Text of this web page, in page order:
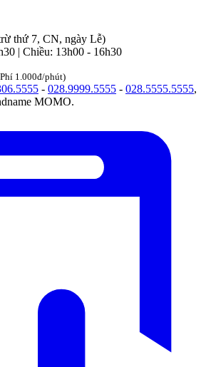
thứ 7, CN, ngày Lễ)
| Chiều: 13h00 - 16h30
1.000đ/phút)
- 028.9999.5555 - 028.5555.5555,
MOMO.